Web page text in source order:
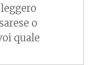
o
quale